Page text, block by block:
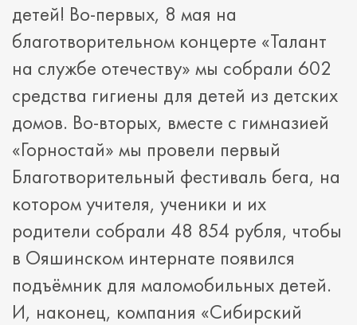
детей! Во-первых, 8 мая на
благотворительном концерте «Талант
на службе отечеству» мы собрали 602
средства гигиены для детей из детских
домов. Во-вторых, вместе с гимназией
«Горностай» мы провели первый
Благотворительный фестиваль бега, на
котором учителя, ученики и их
родители собрали 48 854 рубля, чтобы
в Ояшинском интернате появился
подъёмник для маломобильных детей.
И, наконец, компания «Сибирский